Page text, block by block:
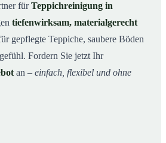
fürTeppichreinigung in
tiefenwirksam, materialgerecht
gepflegte Teppiche, saubere Böden
Fordern Sie jetzt Ihr
an – einfach, flexibel und ohne